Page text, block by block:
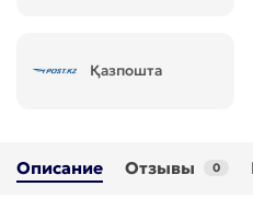
Қазпошта
Описание Отзывы 0